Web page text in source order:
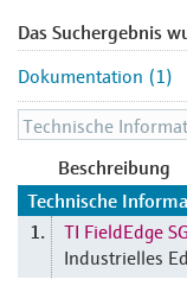
Das Suchergebnis
Dokumentation (1)
Beschreibung
Technische
1.
TI FieldEdge
Industrielles